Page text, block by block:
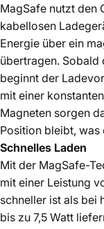
MagSafe nutzt den
kabellosen
Energie über ein
übertragen. Sobald
beginnt der
mit einer
Magneten sorgen
Position bleibt,
Schnelles Laden
Mit der MagSafe-
mit einer Leistung
schneller ist als bei
bis zu 7,5 Watt